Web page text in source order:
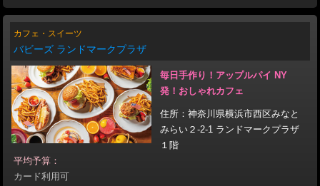
カフェ・スイーツ
バビーズ ランドマークプラザ
毎日手作り！アップルパイ NY
発！おしゃれカフェ
住所：神奈川県横浜市西区みなと
みらい２-2-1 ランドマークプラザ
１階
平均予算：
カード利用可